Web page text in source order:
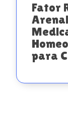
Fator
para